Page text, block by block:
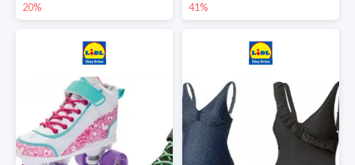
20% 41%